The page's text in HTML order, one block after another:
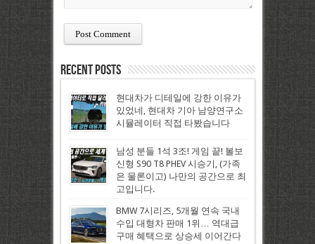
Recent Posts
현대차가 디테일에 강한 이유가
있었네, 현대차 기아 남양연구소
시뮬레이터 직접 타봤습니다
남성 분들 1석 3조! 게임 끝! 볼보
신형 S90 T8 PHEV 시승기, (가족
은 물론이고) 나만의 공간으로 최
고입니다.
BMW 7시리즈, 5개월 연속 국내
수입 대형차 판매 1위… 역대급
구매 혜택으로 상승세 이어간다